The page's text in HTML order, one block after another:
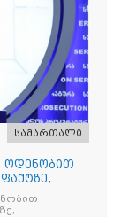
სამართალი
ოდენობით